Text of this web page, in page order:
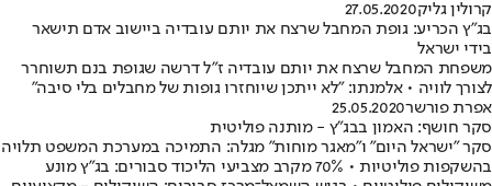
קרולין גליק27.05.2020
בג"ץ הכריע: גופת המחבל שרצח את יותם עובדיה ביישוב אדם תישאר
בידי ישראל
משפחת המחבל שרצח את יותם עובדיה ז"ל דרשה שגופת בנם תשוחרר
לצורך לוויה • אלמנתו: "לא ייתכן שיוחזרו גופות של מחבלים בלי סיבה"
אפרת פורשר25.05.2020
סקר חושף: האמון בבג"ץ - מותנה פוליטית
סקר "ישראל היום" ו"מאגר מוחות" מגלה: התמיכה במערכת המשפט תלויה
בהשקפות פוליטיות • 70% מקרב מצביעי הליכוד סבורים: בג"ץ מונע